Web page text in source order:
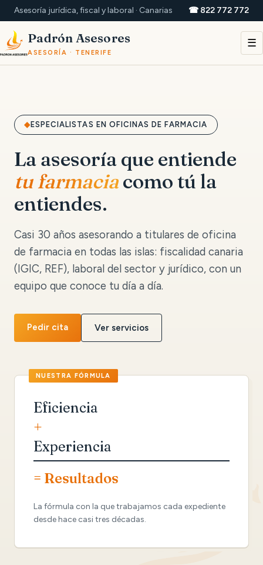
Asesoría jurídica, fiscal y laboral · Canarias ☎ 822 772 772
Padrón Asesores
ASESORÍA · TENERIFE
☰
ESPECIALISTAS EN OFICINAS DE FARMACIA
La asesoría que entiende
tu farmaciacomo tú la
entiendes.
Casi 30 años asesorando a titulares de oficina
de farmacia en todas las islas: fiscalidad canaria
(IGIC, REF), laboral del sector y jurídico, con un
equipo que conoce tu día a día.
Pedir cita Ver servicios
Eficiencia
+
Experiencia
= Resultados
La fórmula con la que trabajamos cada expediente
desde hace casi tres décadas.